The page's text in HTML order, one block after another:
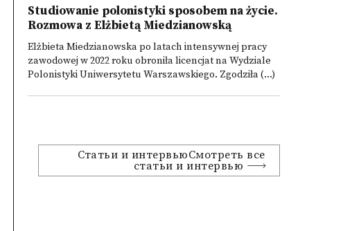
Studiowanie polonistyki sposobem na życie.
Rozmowa z Elżbietą Miedzianowską
Elżbieta Miedzianowska po latach intensywnej pracy
zawodowej w 2022 roku obroniła licencjat na Wydziale
Polonistyki Uniwersytetu Warszawskiego. Zgodziła (...)
Статьи и интервьюСмотреть все
статьи и интервью